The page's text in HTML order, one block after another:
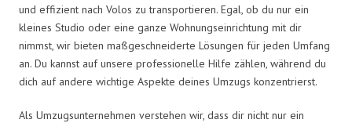
und effizient nach Volos zu transportieren. Egal, ob du nur ein
kleines Studio oder eine ganze Wohnungseinrichtung mit dir
nimmst, wir bieten maßgeschneiderte Lösungen für jeden Umfang
an. Du kannst auf unsere professionelle Hilfe zählen, während du
dich auf andere wichtige Aspekte deines Umzugs konzentrierst.
Als Umzugsunternehmen verstehen wir, dass dir nicht nur ein